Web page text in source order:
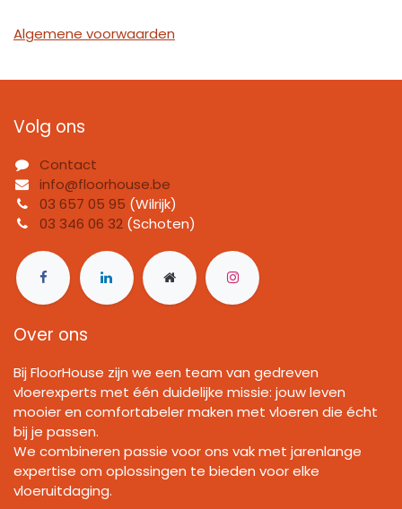
Algemene voorwaarden
Volg ons
Contact
info@floorhouse.be
03 657 05 95 (Wilrijk)
03 346 06 32 (Schoten)
Over ons
Bij FloorHouse zijn we een team van gedreven
vloerexperts met één duidelijke missie: jouw leven
mooier en comfortabeler maken met vloeren die écht
bij je passen.
We combineren passie voor ons vak met jarenlange
expertise om oplossingen te bieden voor elke
vloeruitdaging.